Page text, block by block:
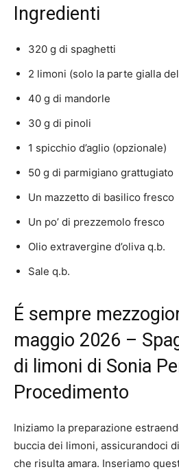
Ingredienti
320 g di spaghetti
2 limoni (solo la parte gialla
40 g di mandorle
30 g di pinoli
1 spicchio d’aglio (opzionale)
50 g di parmigiano grattugiato
Un mazzetto di basilico fresco
Un po’ di prezzemolo fresco
Olio extravergine d’oliva q.b.
Sale q.b.
É sempre
maggio 2026 –
di limoni di Sonia
Procedimento
Iniziamo la preparazione
buccia dei limoni, assicurandoci
che risulta amara. Inseriamo